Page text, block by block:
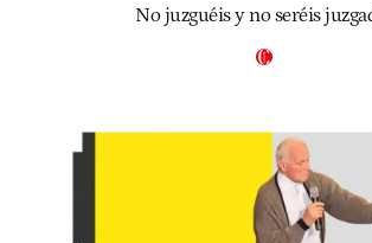
No juzguéis y no seréis